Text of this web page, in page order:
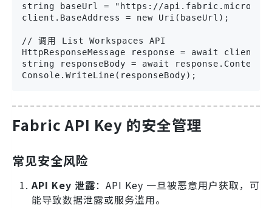
string baseUrl = "https://
client.BaseAddress = new Uri(baseUrl);
// 调用 List Workspaces API
HttpResponseMessage response = await
string responseBody = await
Console.WriteLine(responseBody);
Fabric API Key 的安全管理
常见安全风险
API Key 泄露：API Key 一旦被恶意用户获取，可
能导致数据泄露或服务滥用。